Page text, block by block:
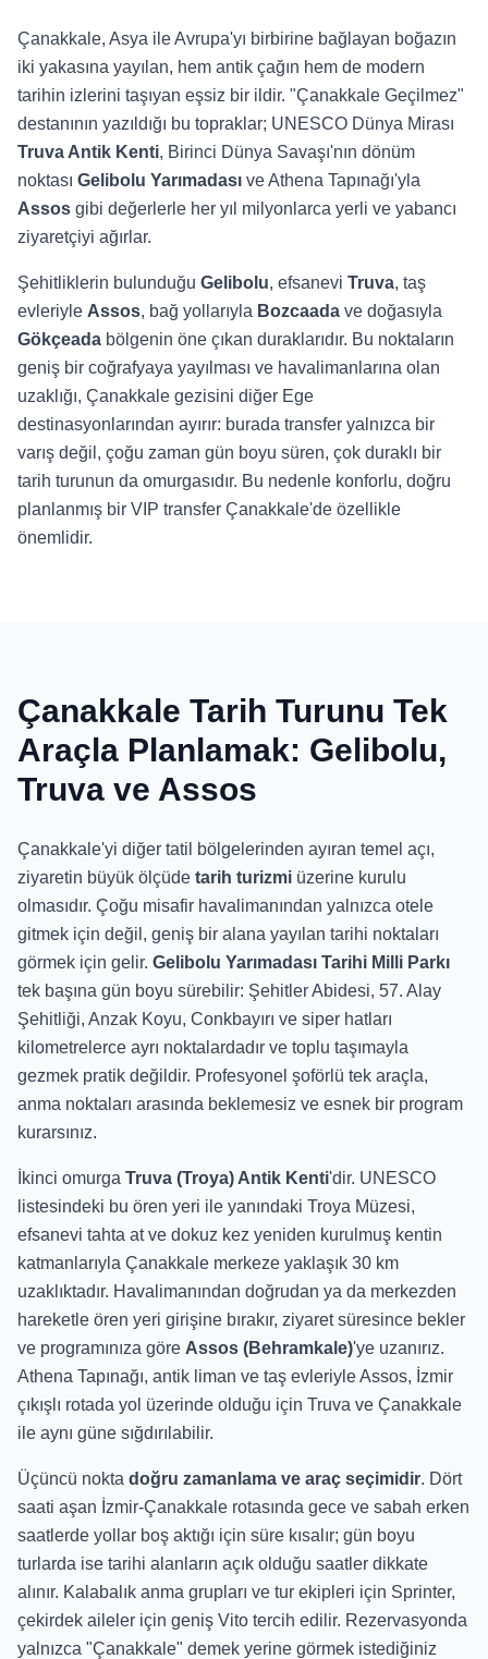
Çanakkale, Asya ile Avrupa'yı birbirine bağlayan boğazın
iki yakasına yayılan, hem antik çağın hem de modern
tarihin izlerini taşıyan eşsiz bir ildir. "Çanakkale Geçilmez"
destanının yazıldığı bu topraklar; UNESCO Dünya Mirası
Truva Antik Kenti, Birinci Dünya Savaşı'nın dönüm
noktası Gelibolu Yarımadası ve Athena Tapınağı'yla
Assos gibi değerlerle her yıl milyonlarca yerli ve yabancı
ziyaretçiyi ağırlar.
Şehitliklerin bulunduğu Gelibolu, efsanevi Truva, taş
evleriyle Assos, bağ yollarıyla Bozcaada ve doğasıyla
Gökçeada bölgenin öne çıkan duraklarıdır. Bu noktaların
geniş bir coğrafyaya yayılması ve havalimanlarına olan
uzaklığı, Çanakkale gezisini diğer Ege
destinasyonlarından ayırır: burada transfer yalnızca bir
varış değil, çoğu zaman gün boyu süren, çok duraklı bir
tarih turunun da omurgasıdır. Bu nedenle konforlu, doğru
planlanmış bir VIP transfer Çanakkale'de özellikle
önemlidir.
Çanakkale Tarih Turunu Tek
Araçla Planlamak: Gelibolu,
Truva ve Assos
Çanakkale'yi diğer tatil bölgelerinden ayıran temel açı,
ziyaretin büyük ölçüde tarih turizmi üzerine kurulu
olmasıdır. Çoğu misafir havalimanından yalnızca otele
gitmek için değil, geniş bir alana yayılan tarihi noktaları
görmek için gelir. Gelibolu Yarımadası Tarihi Milli Parkı
tek başına gün boyu sürebilir: Şehitler Abidesi, 57. Alay
Şehitliği, Anzak Koyu, Conkbayırı ve siper hatları
kilometrelerce ayrı noktalardadır ve toplu taşımayla
gezmek pratik değildir. Profesyonel şoförlü tek araçla,
anma noktaları arasında beklemesiz ve esnek bir program
kurarsınız.
İkinci omurga Truva (Troya) Antik Kenti'dir. UNESCO
listesindeki bu ören yeri ile yanındaki Troya Müzesi,
efsanevi tahta at ve dokuz kez yeniden kurulmuş kentin
katmanlarıyla Çanakkale merkeze yaklaşık 30 km
uzaklıktadır. Havalimanından doğrudan ya da merkezden
hareketle ören yeri girişine bırakır, ziyaret süresince bekler
ve programınıza göre Assos (Behramkale)'ye uzanırız.
Athena Tapınağı, antik liman ve taş evleriyle Assos, İzmir
çıkışlı rotada yol üzerinde olduğu için Truva ve Çanakkale
ile aynı güne sığdırılabilir.
Üçüncü nokta doğru zamanlama ve araç seçimidir. Dört
saati aşan İzmir-Çanakkale rotasında gece ve sabah erken
saatlerde yollar boş aktığı için süre kısalır; gün boyu
turlarda ise tarihi alanların açık olduğu saatler dikkate
alınır. Kalabalık anma grupları ve tur ekipleri için Sprinter,
çekirdek aileler için geniş Vito tercih edilir. Rezervasyonda
yalnızca "Çanakkale" demek yerine görmek istediğiniz